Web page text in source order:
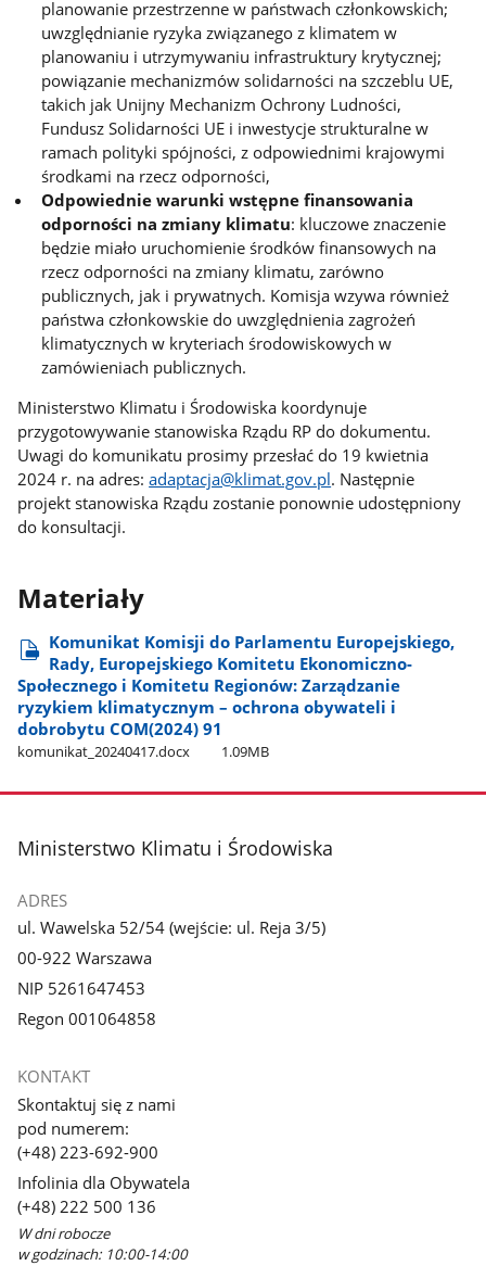
planowanie przestrzenne w państwach członkowskich;
uwzględnianie ryzyka związanego z klimatem w
planowaniu i utrzymywaniu infrastruktury krytycznej;
powiązanie mechanizmów solidarności na szczeblu UE,
takich jak Unijny Mechanizm Ochrony Ludności,
Fundusz Solidarności UE i inwestycje strukturalne w
ramach polityki spójności, z odpowiednimi krajowymi
środkami na rzecz odporności,
Odpowiednie warunki wstępne finansowania
odporności na zmiany klimatu: kluczowe znaczenie
będzie miało uruchomienie środków finansowych na
rzecz odporności na zmiany klimatu, zarówno
publicznych, jak i prywatnych. Komisja wzywa również
państwa członkowskie do uwzględnienia zagrożeń
klimatycznych w kryteriach środowiskowych w
zamówieniach publicznych.
Ministerstwo Klimatu i Środowiska koordynuje
przygotowywanie stanowiska Rządu RP do dokumentu.
Uwagi do komunikatu prosimy przesłać do 19 kwietnia
2024 r. na adres:adaptacja@klimat.gov.pl. Następnie
projekt stanowiska Rządu zostanie ponownie udostępniony
do konsultacji.
Materiały
Komunikat Komisji do Parlamentu Europejskiego,
Rady, Europejskiego Komitetu Ekonomiczno-
Społecznego i Komitetu Regionów: Zarządzanie
ryzykiem klimatycznym – ochrona obywateli i
dobrobytu COM(2024) 91
komunikat​_20240417.docx 1.09MB
stopka
Ministerstwo Klimatu i Środowiska
ADRES
ul. Wawelska 52/54 (wejście: ul. Reja 3/5)
00-922 Warszawa
NIP 5261647453
Regon 001064858
KONTAKT
Skontaktuj się z nami
pod numerem:
(+48) 223-692-900
Infolinia dla Obywatela
(+48) 222 500 136
W dni robocze
w godzinach: 10:00-14:00